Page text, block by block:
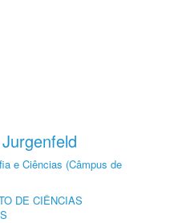
e Ciências (Câmpus de
DE CIÊNCIAS